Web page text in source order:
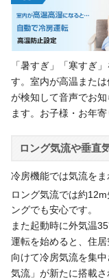
「暑すぎ」「寒すぎ
す。室内が高温また
が検知して音声でお
ます。お子様・お年
ロング気流や垂直
冷房機能では気流をま
ロング気流では約12m
ングでも安心です。
また起動時に外気温
運転を始めると、住
向けて冷房気流を集
気流」が新たに搭載さ